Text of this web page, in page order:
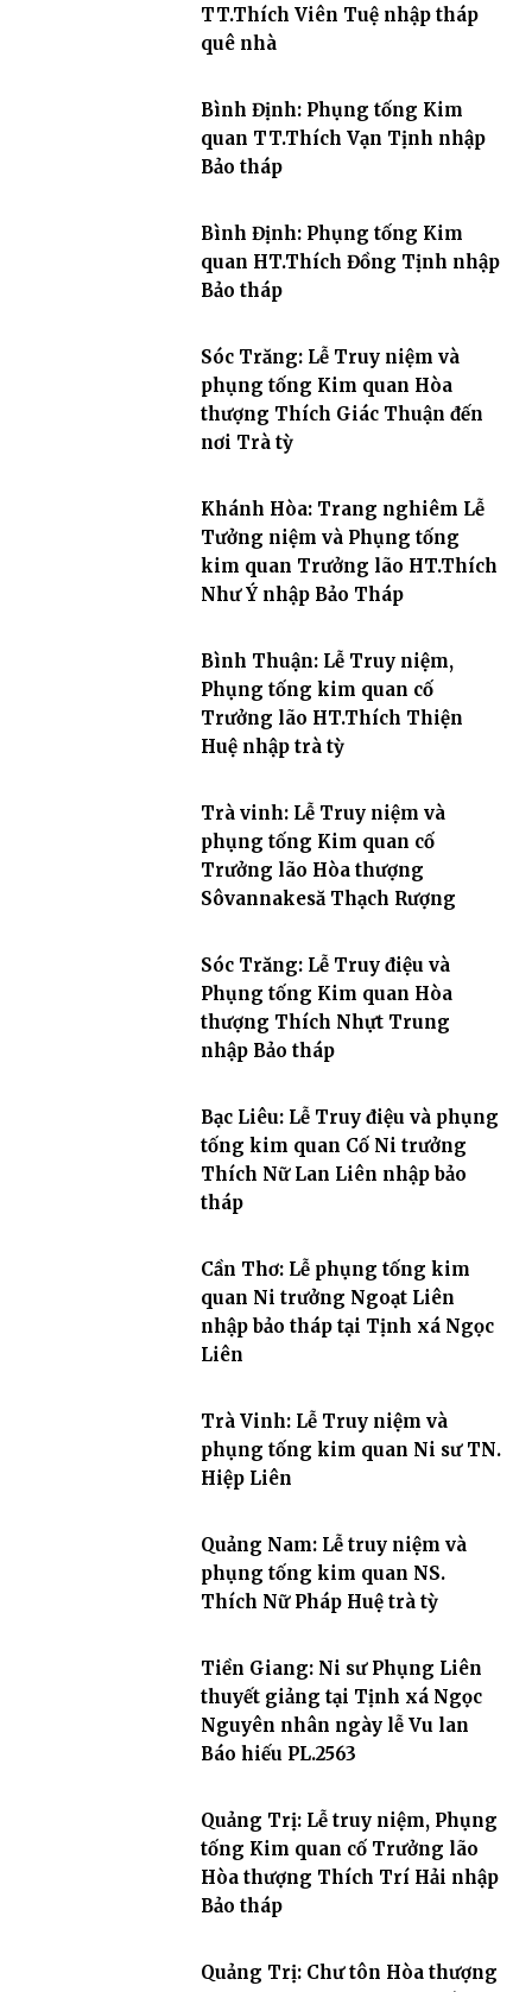
TT.Thích Viên Tuệ nhập tháp
quê nhà
Bình Định: Phụng tống Kim
quan TT.Thích Vạn Tịnh nhập
Bảo tháp
Bình Định: Phụng tống Kim
quan HT.Thích Đồng Tịnh nhập
Bảo tháp
Sóc Trăng: Lễ Truy niệm và
phụng tống Kim quan Hòa
thượng Thích Giác Thuận đến
nơi Trà tỳ
Khánh Hòa: Trang nghiêm Lễ
Tưởng niệm và Phụng tống
kim quan Trưởng lão HT.Thích
Như Ý nhập Bảo Tháp
Bình Thuận: Lễ Truy niệm,
Phụng tống kim quan cố
Trưởng lão HT.Thích Thiện
Huệ nhập trà tỳ
Trà vinh: Lễ Truy niệm và
phụng tống Kim quan cố
Trưởng lão Hòa thượng
Sôvannakesă Thạch Rượng
Sóc Trăng: Lễ Truy điệu và
Phụng tống Kim quan Hòa
thượng Thích Nhựt Trung
nhập Bảo tháp
Bạc Liêu: Lễ Truy điệu và phụng
tống kim quan Cố Ni trưởng
Thích Nữ Lan Liên nhập bảo
tháp
Cần Thơ: Lễ phụng tống kim
quan Ni trưởng Ngoạt Liên
nhập bảo tháp tại Tịnh xá Ngọc
Liên
Trà Vinh: Lễ Truy niệm và
phụng tống kim quan Ni sư TN.
Hiệp Liên
Quảng Nam: Lễ truy niệm và
phụng tống kim quan NS.
Thích Nữ Pháp Huệ trà tỳ
Tiền Giang: Ni sư Phụng Liên
thuyết giảng tại Tịnh xá Ngọc
Nguyên nhân ngày lễ Vu lan
Báo hiếu PL.2563
Quảng Trị: Lễ truy niệm, Phụng
tống Kim quan cố Trưởng lão
Hòa thượng Thích Trí Hải nhập
Bảo tháp
Quảng Trị: Chư tôn Hòa thượng